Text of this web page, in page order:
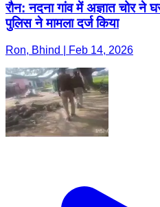
रौन: नदना गांव में अज्ञात चोर ने
पुलिस ने मामला दर्ज किया
Ron, Bhind | Feb 14, 2026